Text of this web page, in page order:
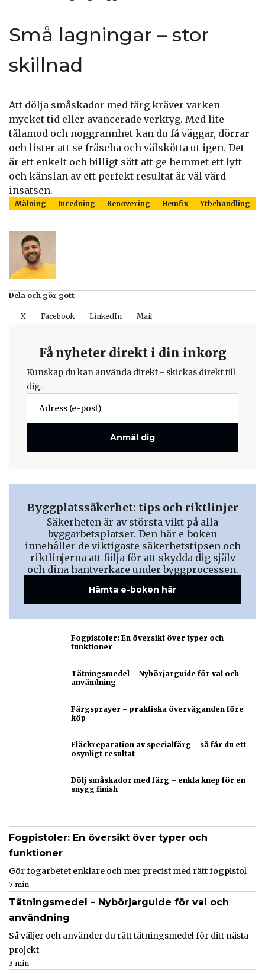
Små lagningar – stor
skillnad
Att dölja småskador med färg kräver varken
mycket tid eller avancerade verktyg. Med lite
tålamod och noggrannhet kan du få väggar, dörrar
och lister att se fräscha och välskötta ut igen. Det
är ett enkelt och billigt sätt att ge hemmet ett lyft –
och känslan av ett perfekt resultat är väl värd
insatsen.
Målning Inredning Renovering Hemfix Ytbehandling
Dela och gör gott
X Facebook LinkedIn Mail
Få nyheter direkt i din inkorg
Kunskap du kan använda direkt - skickas direkt till
dig.
Anmäl dig
Byggplatssäkerhet: tips och riktlinjer
Säkerheten är av största vikt på alla
byggarbetsplatser. Den här e-boken
innehåller de viktigaste säkerhetstipsen och
riktlinjerna att följa för att skydda dig själv
och dina hantverkare under byggprocessen.
Hämta e-boken här
Fogpistoler: En översikt över typer och
funktioner
Tätningsmedel – Nybörjarguide för val och
användning
Färgsprayer – praktiska överväganden före
köp
Fläckreparation av specialfärg – så får du ett
osynligt resultat
Dölj småskador med färg – enkla knep för en
snygg finish
Fogpistoler: En översikt över typer och
funktioner
Gör fogarbetet enklare och mer precist med rätt fogpistol
7 min
Tätningsmedel – Nybörjarguide för val och
användning
Så väljer och använder du rätt tätningsmedel för ditt nästa
projekt
3 min